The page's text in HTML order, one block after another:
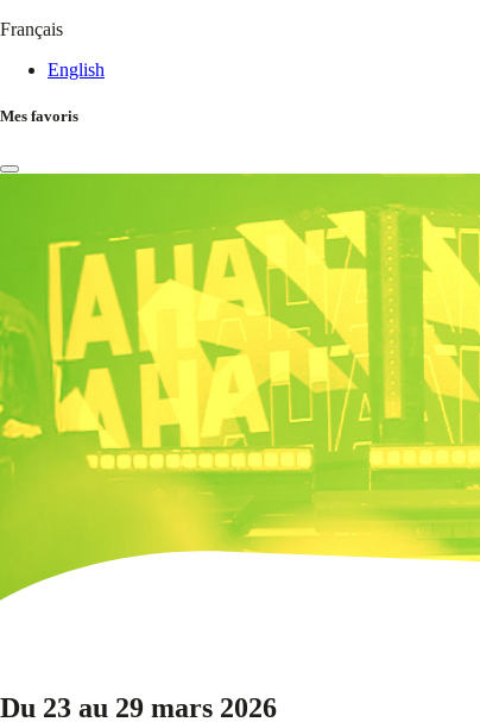
Français
English
Mes favoris
Du 23 au 29 mars 2026